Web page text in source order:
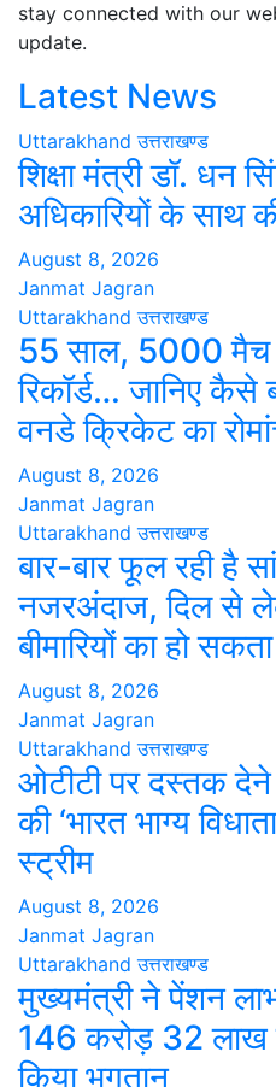
stay connected with our
update.
Latest News
Uttarakhand उत्तराखण्ड
शिक्षा मंत्री डॉ. धन
अधिकारियों के साथ
August 8, 2026
Janmat Jagran
Uttarakhand उत्तराखण्ड
55 साल, 5000
रिकॉर्ड… जानिए कैसे
वनडे क्रिकेट का
August 8, 2026
Janmat Jagran
Uttarakhand उत्तराखण्ड
बार-बार फूल रही है
नजरअंदाज, दिल से
बीमारियों का हो
August 8, 2026
Janmat Jagran
Uttarakhand उत्तराखण्ड
ओटीटी पर दस्तक देने
की ‘भारत भाग्य
स्ट्रीम
August 8, 2026
Janmat Jagran
Uttarakhand उत्तराखण्ड
मुख्यमंत्री ने पेंशन
146 करोड़ 32 लाख
किया भुगतान